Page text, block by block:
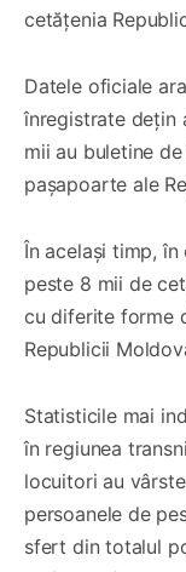
cetățenia
Datele oficiale
înregistrate dețin
mii au buletine
pașapoarte ale
În același timp,
peste 8 mii de
cu diferite forme
Republicii
Statisticile mai
în regiunea
locuitori au
persoanele de
sfert din totalul